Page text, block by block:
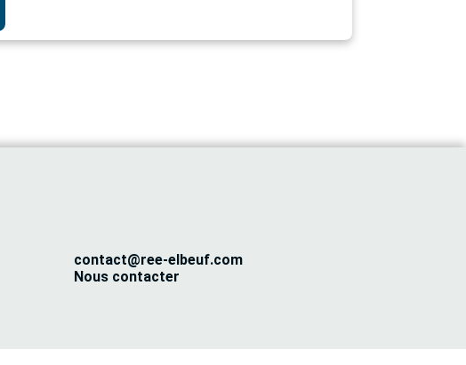
contact@ree-elbeuf.com
Nous contacter